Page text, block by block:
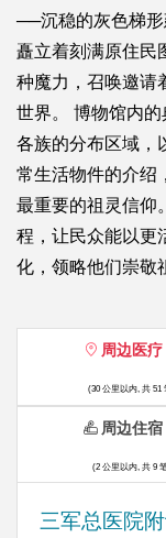
──沉稳的灰色梯
矗立着刻满原住民
种魔力，召唤邀请
世界。 博物馆内
各族的分布区域
常生活物件的介绍
最重要的祖灵信仰
程，让民众能以更
化，领略他们崇敬
周边医疗
(30 公里以内, 共 51
三军总医院
周边住宿
(2 公里以内, 共 9